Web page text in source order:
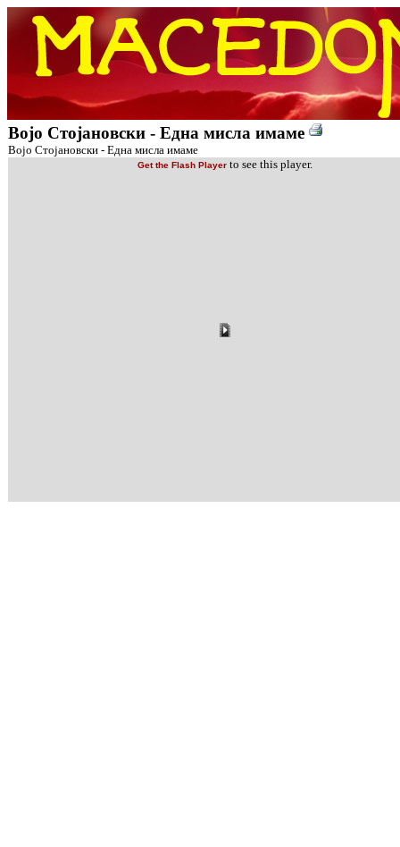
Војо Стојановски - Една мисла имаме
Војо Стојановски - Една мисла имаме
Get the Flash Playerto see this player.